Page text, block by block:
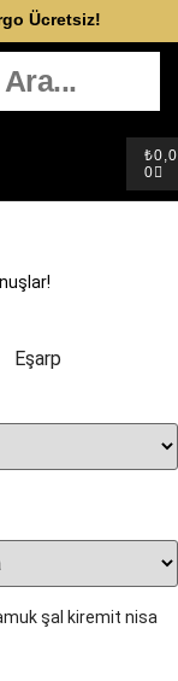
Ücretsiz!
₺
0
Eşarp